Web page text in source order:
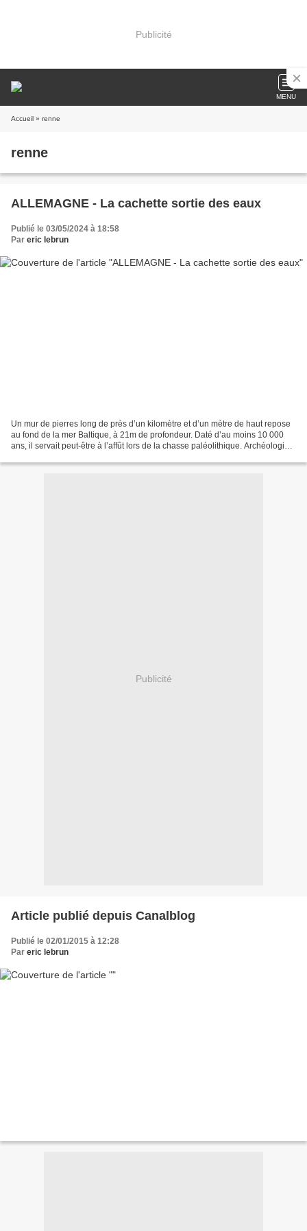
Publicité
MENU
Accueil » renne
renne
ALLEMAGNE - La cachette sortie des eaux
Publié le 03/05/2024 à 18:58
Par eric lebrun
Un mur de pierres long de près d’un kilomètre et d’un mètre de haut repose
au fond de la mer Baltique, à 21m de profondeur. Daté d’au moins 10 000
ans, il servait peut-être à l’affût lors de la chasse paléolithique. Archéologia
Publicité
Article publié depuis Canalblog
Publié le 02/01/2015 à 12:28
Par eric lebrun